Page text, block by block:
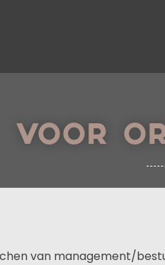
VOOR
van management/